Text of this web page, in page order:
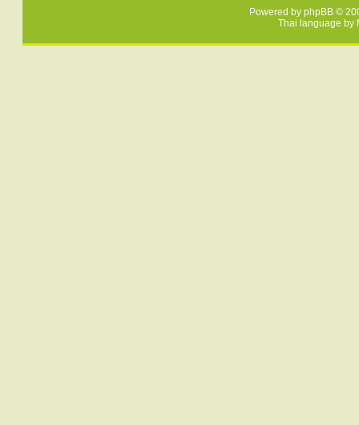
Powered by phpBB ©
Thai language by